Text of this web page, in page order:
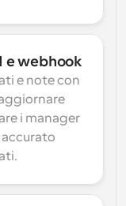
e webhook
e note con
i manager
accurato